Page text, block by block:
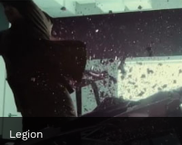
Legion